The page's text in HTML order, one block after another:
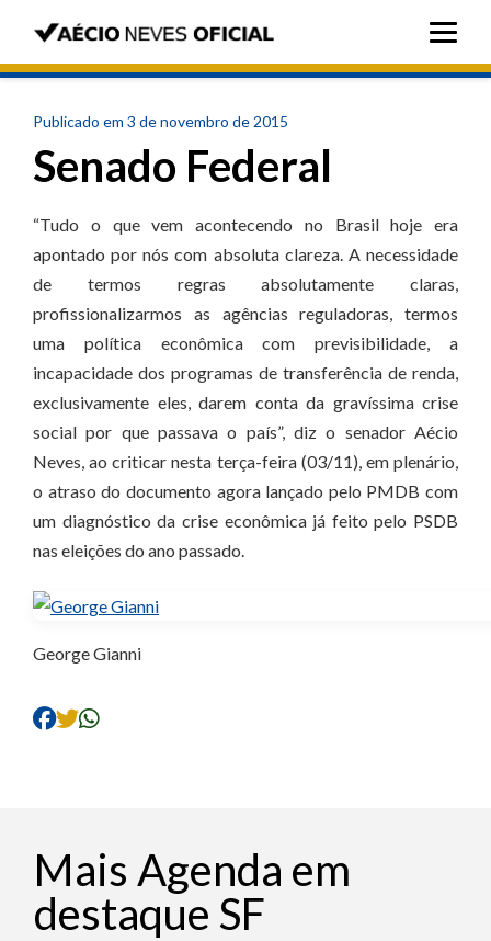
Publicado em 3 de novembro de 2015
Senado Federal
“Tudo o que vem acontecendo no Brasil hoje era
apontado por nós com absoluta clareza. A necessidade
de termos regras absolutamente claras,
profissionalizarmos as agências reguladoras, termos
uma política econômica com previsibilidade, a
incapacidade dos programas de transferência de renda,
exclusivamente eles, darem conta da gravíssima crise
social por que passava o país”, diz o senador Aécio
Neves, ao criticar nesta terça-feira (03/11), em plenário,
o atraso do documento agora lançado pelo PMDB com
um diagnóstico da crise econômica já feito pelo PSDB
nas eleições do ano passado.
George Gianni
Mais Agenda em
destaque SF